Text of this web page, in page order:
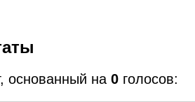
основанный на0 голосов: